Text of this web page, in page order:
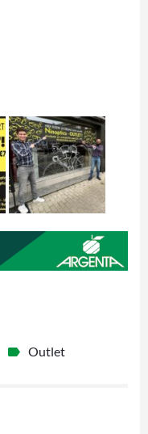
Outlet